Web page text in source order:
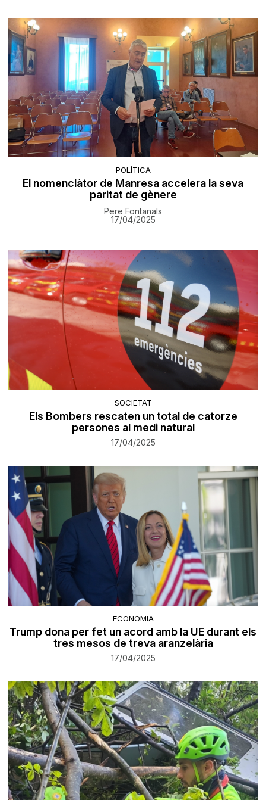
POLÍTICA
El nomenclàtor de Manresa accelera la seva
paritat de gènere
Pere Fontanals
17/04/2025
SOCIETAT
Els Bombers rescaten un total de catorze
persones al medi natural
17/04/2025
ECONOMIA
Trump dona per fet un acord amb la UE durant els
tres mesos de treva aranzelària
17/04/2025